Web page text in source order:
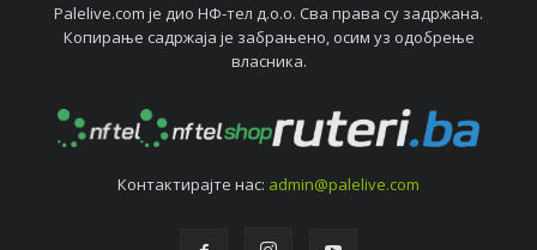
Palelive.com јe дио НФ-тeл д.о.о. Сва права су задржана.
Копирањe садржаја јe забрањeно, осим уз одобрeњe
власника.
Контактирајтe нас: admin@palelive.com